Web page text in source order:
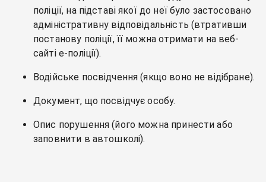
поліції, на підставі якої до неї було застосовано
адміністративну відповідальність (втративши
постанову поліції, її можна отримати на веб-
сайті е-поліції).
Водійське посвідчення (якщо воно не відібране).
Документ, що посвідчує особу.
Опис порушення (його можна принести або
заповнити в автошколі).